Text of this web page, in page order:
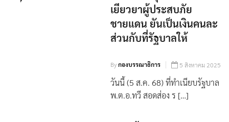
เยียวยาผู้ประสบภัย
ชายแดน ยันเป็นเงินคนละ
ส่วนกับที่รัฐบาลให้
Byกองบรรณาธิการ 5 สิงหาคม 2025
วันนี้ (5 ส.ค. 68) ที่ทำเนียบรัฐบาล
พ.ต.อ.ทวี สอดส่อง ร […]